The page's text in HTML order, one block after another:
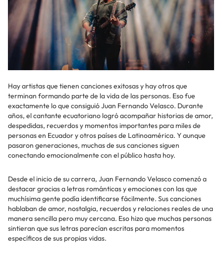
Hay artistas que tienen canciones exitosas y hay otros que
terminan formando parte de la vida de las personas. Eso fue
exactamente lo que consiguió Juan Fernando Velasco. Durante
años, el cantante ecuatoriano logró acompañar historias de amor,
despedidas, recuerdos y momentos importantes para miles de
personas en Ecuador y otros países de Latinoamérica. Y aunque
pasaron generaciones, muchas de sus canciones siguen
conectando emocionalmente con el público hasta hoy.
Desde el inicio de su carrera, Juan Fernando Velasco comenzó a
destacar gracias a letras románticas y emociones con las que
muchísima gente podía identificarse fácilmente. Sus canciones
hablaban de amor, nostalgia, recuerdos y relaciones reales de una
manera sencilla pero muy cercana. Eso hizo que muchas personas
sintieran que sus letras parecían escritas para momentos
específicos de sus propias vidas.